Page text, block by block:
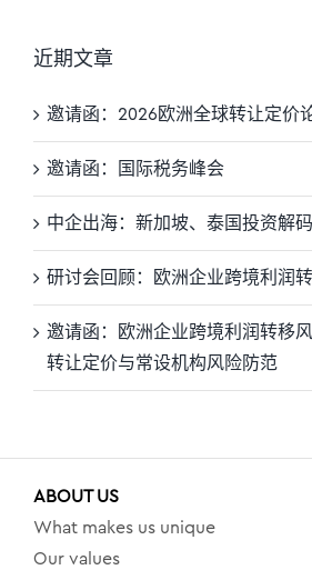
近期文章
邀请函：2026欧洲全球转让定价
邀请函：国际税务峰会
中企出海：新加坡、泰国投资解
研讨会回顾：欧洲企业跨境利润
邀请函：欧洲企业跨境利润转移
转让定价与常设机构风险防范
ABOUT US
What makes us unique
Our values